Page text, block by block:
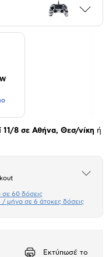
11/8 σε Αθήνα, Θεσ/νίκη ή
Άνοιξε
σε 60 δόσεις
/ μήνα σε 6 άτοκες δόσεις
Εκτύπωσέ το